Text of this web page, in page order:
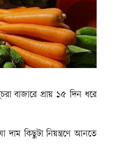
বাজারে প্রায় ১৫ দিন ধরে
কিছুটা নিয়ন্ত্রণে আনতে